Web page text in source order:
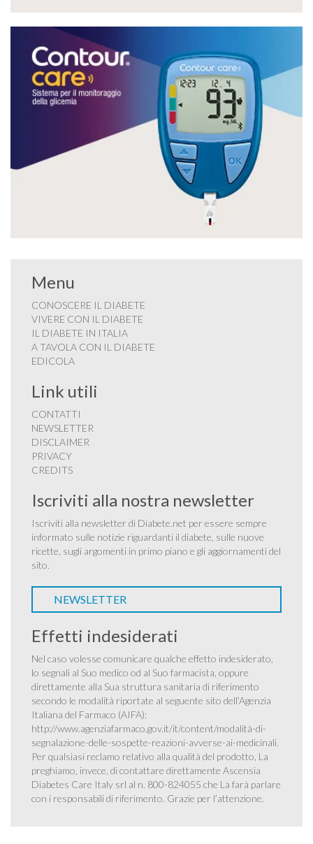
Menu
CONOSCERE IL DIABETE
VIVERE CON IL DIABETE
IL DIABETE IN ITALIA
A TAVOLA CON IL DIABETE
EDICOLA
Link utili
CONTATTI
NEWSLETTER
DISCLAIMER
PRIVACY
CREDITS
Iscriviti alla nostra newsletter
Iscriviti alla newsletter di Diabete.net per essere sempre
informato sulle notizie riguardanti il diabete, sulle nuove
ricette, sugli argomenti in primo piano e gli aggiornamenti del
sito.
NEWSLETTER
Effetti indesiderati
Nel caso volesse comunicare qualche effetto indesiderato,
lo segnali al Suo medico od al Suo farmacista, oppure
direttamente alla Sua struttura sanitaria di riferimento
secondo le modalità riportate al seguente sito dell’Agenzia
Italiana del Farmaco (AIFA):
http://www.agenziafarmaco.gov.it/it/content/modalità-di-
segnalazione-delle-sospette-reazioni-avverse-ai-medicinali.
Per qualsiasi reclamo relativo alla qualità del prodotto, La
preghiamo, invece, di contattare direttamente Ascensia
Diabetes Care Italy srl al n. 800-824055 che La farà parlare
con i responsabili di riferimento. Grazie per l’attenzione.